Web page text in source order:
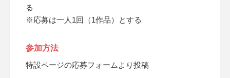
る
※応募は一人1回（1作品）とする
参加方法
特設ページの応募フォームより投稿